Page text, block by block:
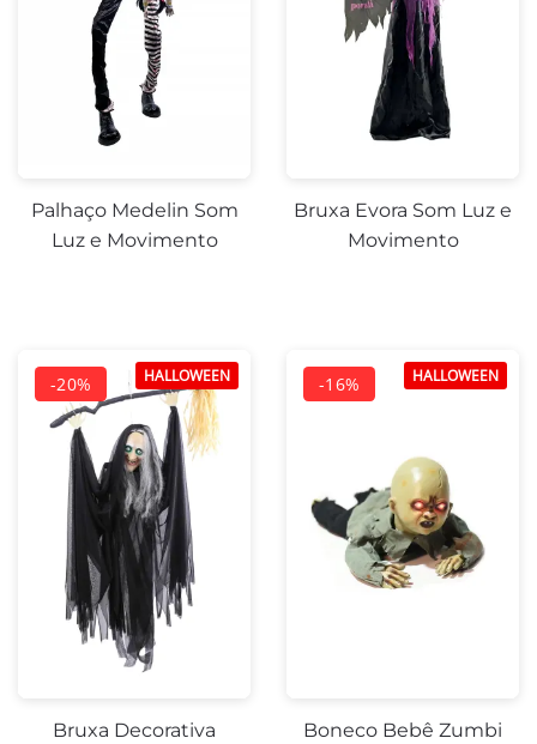
Palhaço Medelin Som
Luz e Movimento
Bruxa Evora Som Luz e
Movimento
HALLOWEEN
Bruxa Decorativa
HALLOWEEN
Boneco Bebê Zumbi